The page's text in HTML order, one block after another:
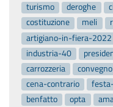
turismo
deroghe
costituzione
meli
artigiano-in-fiera-2022
industria-40
carrozzeria
convegno
cena-contrario
benfatto
opta